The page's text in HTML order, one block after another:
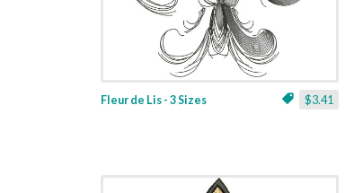
$3.41
Fleur de Lis - 3 Sizes